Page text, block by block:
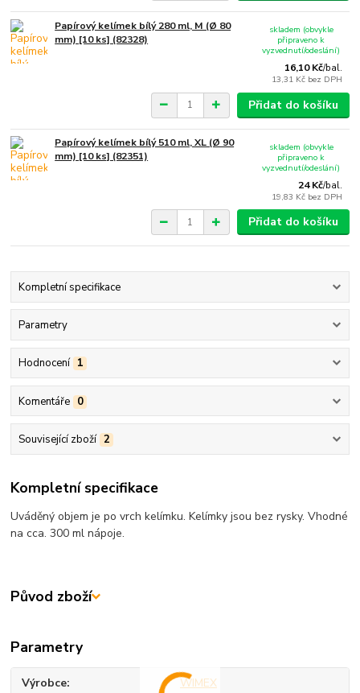
Papírový kelímek bílý 280 ml, M (Ø 80
mm) [10 ks] (82328)
16,10 Kč/bal.
13,31 Kč bez DPH
skladem (obvykle
připraveno k
vyzvednutí/odeslání)
Přidat do košíku
Papírový kelímek bílý 510 ml, XL (Ø 90
mm) [10 ks] (82351)
24 Kč/bal.
19,83 Kč bez DPH
skladem (obvykle
připraveno k
vyzvednutí/odeslání)
Přidat do košíku
Kompletní specifikace
Parametry
Hodnocení 1
Komentáře 0
Související zboží 2
Kompletní specifikace
Uváděný objem je po vrch kelímku. Kelímky jsou bez rysky. Vhodné
na cca. 300 ml nápoje.
Původ zboží
Parametry
Výrobce WIMEX